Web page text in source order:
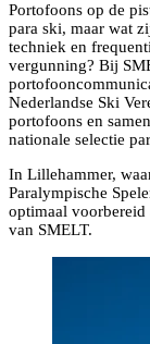
Portofoons op de
para ski, maar wat
techniek en
vergunning? Bij
Nederlandse Ski
portofoons en
nationale selectie
In Lillehammer,
Paralympische
optimaal voorbereid
van SMELT.